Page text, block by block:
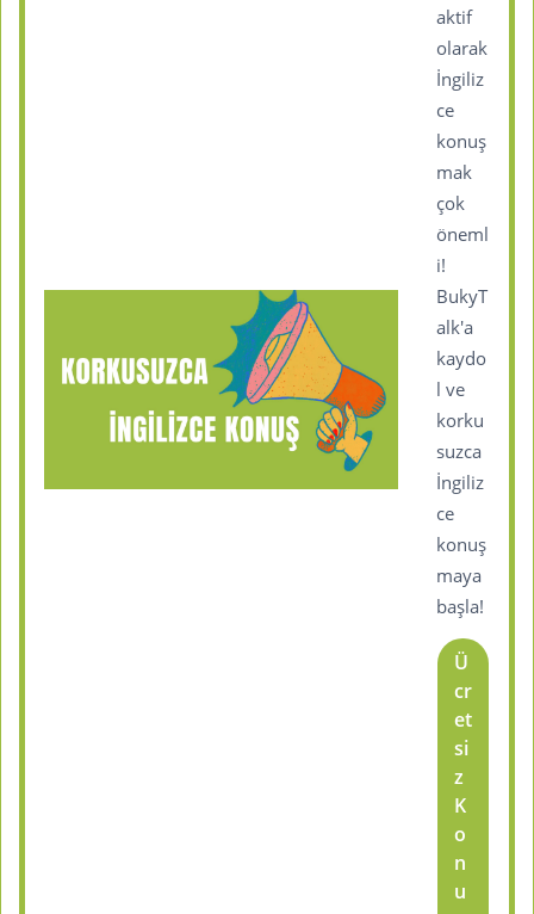
aktif
olarak
İngiliz
ce
konuş
mak
çok
öneml
i!
BukyT
alk'a
kaydo
l ve
korku
suzca
İngiliz
ce
konuş
maya
başla!
Ü
cr
et
si
z
K
o
n
u